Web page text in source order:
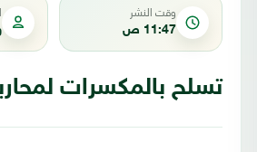
وقت النشر
11:47 ص
تسلح بالمكسرات